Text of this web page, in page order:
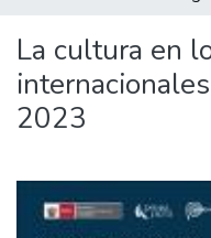
Estadísticas Externas
La cultura en
2023